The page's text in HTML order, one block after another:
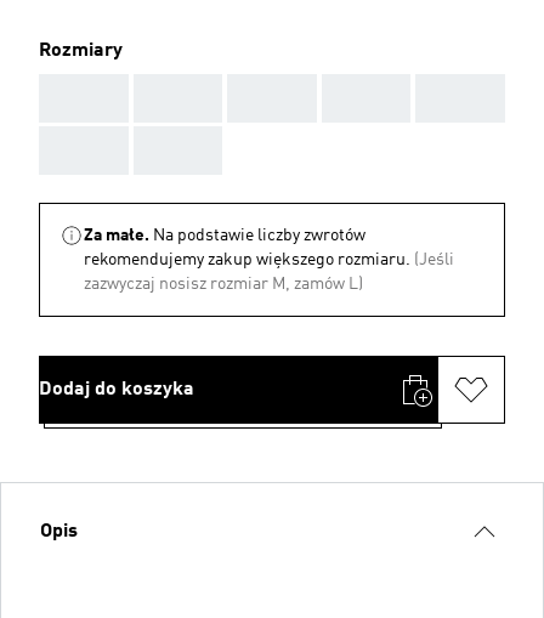
Rozmiary
Za małe. Na podstawie liczby zwrotów
rekomendujemy zakup większego rozmiaru. (Jeśli
zazwyczaj nosisz rozmiar M, zamów L)
Dodaj do koszyka
Opis